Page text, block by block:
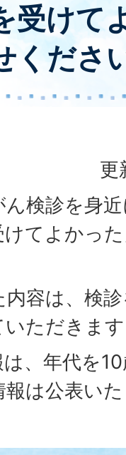
受けて
くださ
更
検診を身
てよかっ
容は、検
ただきま
、年代を
報は公表い